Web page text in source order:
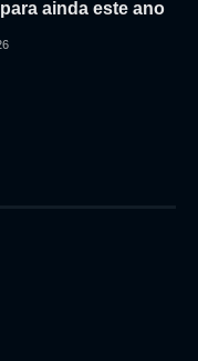
ainda este ano